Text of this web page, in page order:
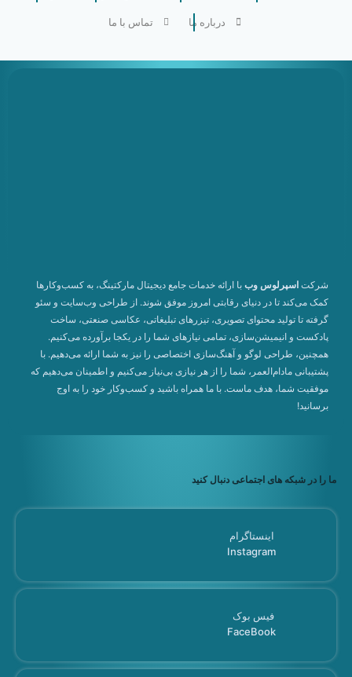
درباره ما تماس با ما
شرکت اسپرلوس وب با ارائه خدمات جامع دیجیتال مارکتینگ، به کسب‌وکارها
کمک می‌کند تا در دنیای رقابتی امروز موفق شوند. از طراحی وب‌سایت و سئو
گرفته تا تولید محتوای تصویری، تیزرهای تبلیغاتی، عکاسی صنعتی، ساخت
پادکست و انیمیشن‌سازی، تمامی نیازهای شما را در یکجا برآورده می‌کنیم.
همچنین، طراحی لوگو و آهنگ‌سازی اختصاصی را نیز به شما ارائه می‌دهیم. با
پشتیبانی مادام‌العمر، شما را از هر نیازی بی‌نیاز می‌کنیم و اطمینان می‌دهیم که
موفقیت شما، هدف ماست. با ما همراه باشید و کسب‌وکار خود را به اوج
برسانید!
ما را در شبکه های اجتماعی دنبال کنید
اینستاگرام
Instagram
فیس بوک
FaceBook